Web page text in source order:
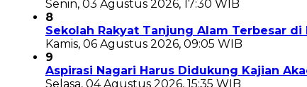
Senin, 03 Agustus 2026, 17:30 WIB
8
Sekolah Rakyat Tanjung Alam Terbesar
Kamis, 06 Agustus 2026, 09:05 WIB
9
Aspirasi Nagari Harus Didukung Kajian
Selasa, 04 Agustus 2026, 15:35 WIB